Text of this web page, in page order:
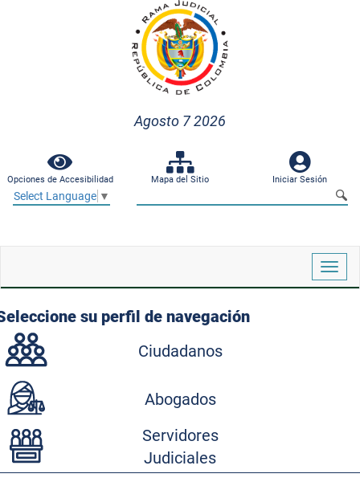
Agosto 7 2026
Opciones de Accesibilidad Mapa del Sitio Iniciar Sesión
Select Language ▼
su perfil de navegación
Ciudadanos
Abogados
Servidores
Judiciales